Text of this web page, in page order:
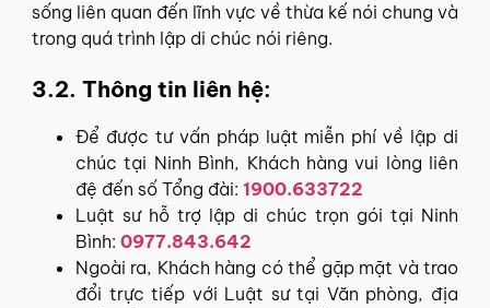
sống liên quan đến lĩnh vực về thừa kế nói chung và
trong quá trình lập di chúc nói riêng.
3.2. Thông tin liên hệ:
Để được tư vấn pháp luật miễn phí về lập di
chúc tại Ninh Bình, Khách hàng vui lòng liên
đệ đến số Tổng đài: 1900.633722
Luật sư hỗ trợ lập di chúc trọn gói tại Ninh
Bình: 0977.843.642
Ngoài ra, Khách hàng có thể gặp mặt và trao
đổi trực tiếp với Luật sư tại Văn phòng, địa